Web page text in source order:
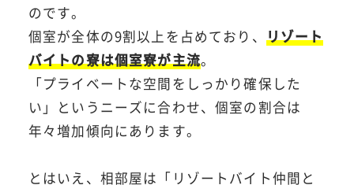
のです。
個室が全体の9割以上を占めており、 リゾート
バイトの寮は個室寮が主流。
「プライベートな空間をしっかり確保した
い」というニーズに合わせ、個室の割合は
年々増加傾向にあります。
とはいえ、相部屋は「リゾートバイト仲間と